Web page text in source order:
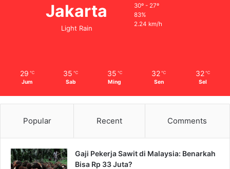
Jakarta
Light Rain
30º - 27º
83%
2.24 km/h
29 ℃
Jum
35 ℃
Sab
35 ℃
Ming
32 ℃
Sen
32 ℃
Sel
Popular Recent Comments
Gaji Pekerja Sawit di Malaysia: Benarkah
Bisa Rp 33 Juta?